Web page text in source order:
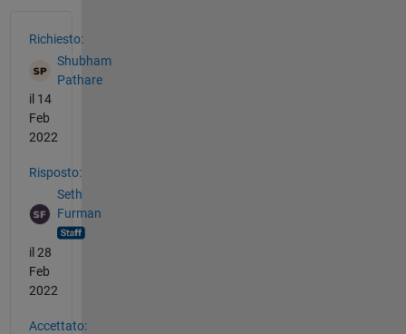
Richiesto:
Shubham
Pathare
il 14
Feb
2022
Risposto:
Seth
Furman
il 28
Feb
2022
Accettato: